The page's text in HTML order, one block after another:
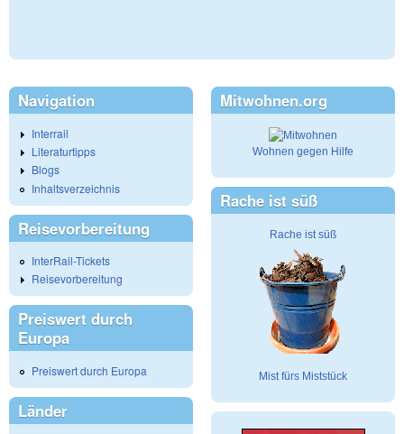
Navigation
Interrail
Literaturtipps
Blogs
Inhaltsverzeichnis
Reisevorbereitung
InterRail-Tickets
Reisevorbereitung
Preiswert durch
Europa
Preiswert durch Europa
Länder
Mitwohnen.org
Wohnen gegen Hilfe
Rache ist süß
Rache ist süß
Mist fürs Miststück